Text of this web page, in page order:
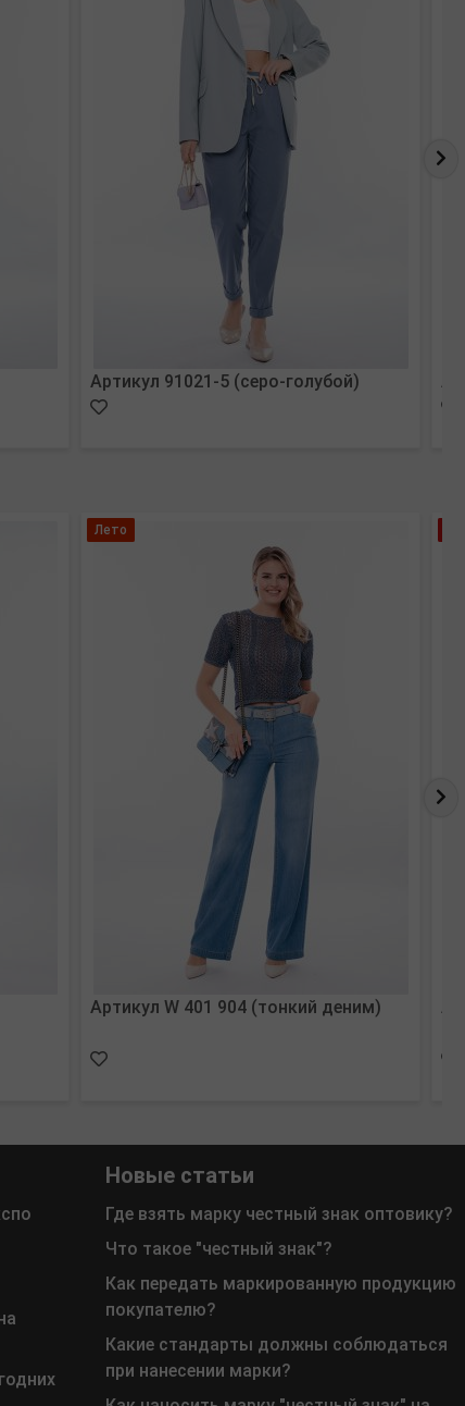
Артикул 91021-5 (серо-голубой)
Лето
Артикул W 401 904 (тонкий деним)
Новые статьи
Где взять марку честный знак оптовику?
Что такое "честный знак"?
Как передать маркированную продукцию
покупателю?
Какие стандарты должны соблюдаться
при нанесении марки?